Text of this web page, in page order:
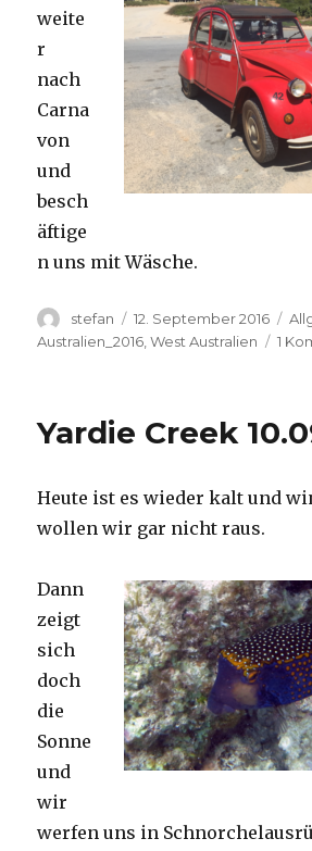
weite
r
nach
Carna
von
und
besch
äftige
n uns mit Wäsche.
Autor
stefan
Veröffentlicht
am
12. September 2016
Australien_2016 ,West Australien 1
Yardie Creek
Heute ist es wieder kalt und
wollen wir gar nicht raus.
Dann
zeigt
sich
doch
die
Sonne
und
wir
werfen uns in